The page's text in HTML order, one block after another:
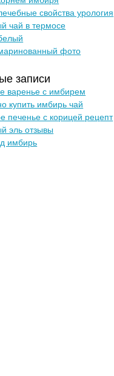
свойства урология
чай в термосе
фото
записи
варенье с имбирем
купить имбирь чай
печенье с корицей рецепт
эль отзывы
имбирь